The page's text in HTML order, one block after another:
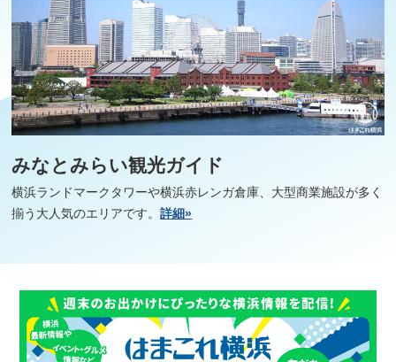
みなとみらい観光ガイド
横浜ランドマークタワーや横浜赤レンガ倉庫、大型商業施設が多く
揃う大人気のエリアです。詳細»